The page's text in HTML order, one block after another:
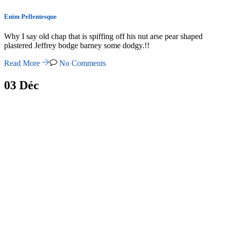
Enim Pellentesque
Why I say old chap that is spiffing off his nut arse pear shaped
plastered Jeffrey bodge barney some dodgy.!!
Read More No Comments
03 Déc